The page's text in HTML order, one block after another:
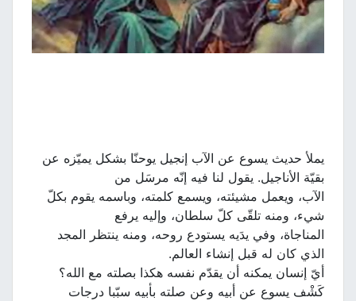
يملأ حديث يسوع عن الآب إنجيل يوحنّا بشكل يميّزه عن
بقيّة الأناجيل. يقول لنا فيه إنّه مرسَل من
الآب، ويعمل مشيئته، ويسمع كلمته، وباسمه يقوم بكلّ
شيء، ومنه تلقّى كلّ سلطان، وإليه يرفع
المناجاة، وفي يدَيه يستودع روحه، ومنه ينتظر المجد
الذي كان له قبل إنشاء العالم.
أيّ إنسان يمكنه أن يقدّم نفسه هكذا بصلته مع الله؟
كَشْف يسوع عن أبيه وعن صلته بأبيه سبّبا درجات